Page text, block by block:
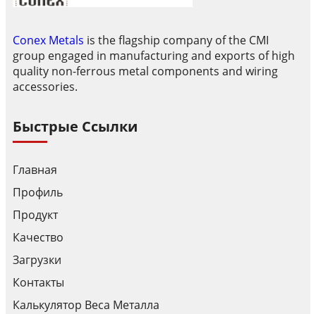
Conex Metals is the flagship company of the CMI
group engaged in manufacturing and exports of high
quality non-ferrous metal components and wiring
accessories.
Быстрые Ссылки
Главная
Профиль
Продукт
Качество
Загрузки
Контакты
Калькулятор Веса Металла